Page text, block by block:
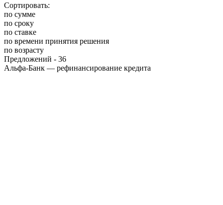
Сортировать:
по сумме
по сроку
по ставке
по времени принятия решения
по возрасту
Предложений - 36
Альфа-Банк — рефинансирование кредита